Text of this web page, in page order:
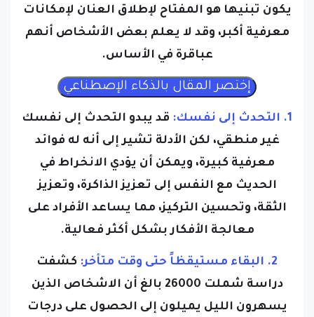
يكون تبنيها هو المفتاح لإطلاق العنان لإمكانات
معرفية أكبر، وقد لا يعلم بعض الأشخاص أنهم
عباقرة في الأساس.
1. التحدث إلى نفسك:
قد يبدو التحدث إلى نفسك
غير منطقي، لكن الأدلة تشير إلى أنه له فوائد
معرفية كبيرة، ويمكن أن يؤدي الانخراط في
الحديث مع النفس إلى تعزيز الذاكرة، وتعزيز
الثقة، وتحسين التركيز، مما يساعد الأفراد على
معالجة الأفكار بشكل أكثر فعالية.
2. البقاء مستيقظاً حتى وقت متأخر:
كشفت
دراسة شملت 26000 بالغ أن الاشخاص الذين
يسهرون الليل يميلون إلى الحصول على درجات